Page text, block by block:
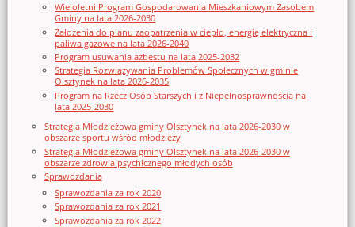
Wieloletni Program Gospodarowania Mieszkaniowym Zasobem
Gminy na lata 2026-2030
Założenia do planu zaopatrzenia w ciepło, energię elektryczna i
paliwa gazowe na lata 2026-2040
Program usuwania azbestu na lata 2025-2032
Strategia Rozwiązywania Problemów Społecznych w gminie
Olsztynek na lata 2026-2035
Program na Rzecz Osób Starszych i z Niepełnosprawnością na
lata 2025-2030
Strategia Młodzieżowa gminy Olsztynek na lata 2026-2030 w
obszarze sportu wśród młodzieży
Strategia Młodzieżowa gminy Olsztynek na lata 2026-2030 w
obszarze zdrowia psychicznego młodych osób
Sprawozdania
Sprawozdania za rok 2020
Sprawozdania za rok 2021
Sprawozdania za rok 2022